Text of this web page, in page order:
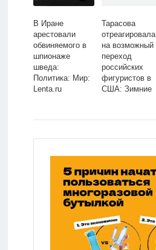
В Иране
арестовали
обвиняемого в
шпионаже
шведа:
Политика: Мир:
Lenta.ru
Тарасова
отреагировала
на возможный
переход
российских
фигуристов в
США: Зимние